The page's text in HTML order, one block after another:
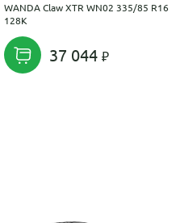
WANDA Claw XTR WN02 335/85 R16
128K
37 044